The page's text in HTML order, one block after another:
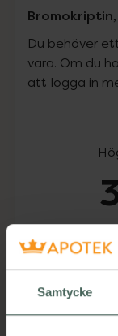
Samtycke
Du behöver
vara. Om du
att logga in